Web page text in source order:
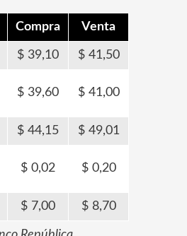
Compra Venta
39,10 41,50
39,60 41,00
44,15 49,01
0,02 0,20
7,00 8,70